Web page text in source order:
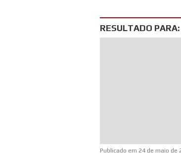
RESULTADO
Publicado em 24 de maio de